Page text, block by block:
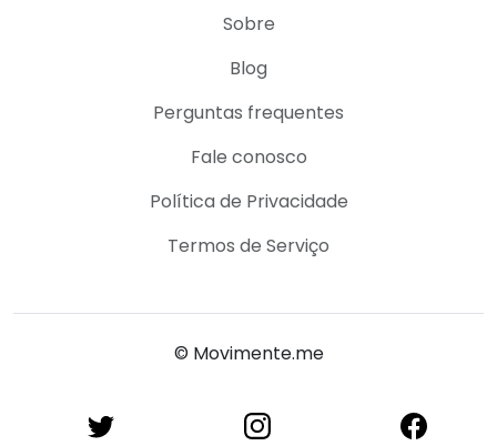
Sobre
Blog
Perguntas frequentes
Fale conosco
Política de Privacidade
Termos de Serviço
© Movimente.me